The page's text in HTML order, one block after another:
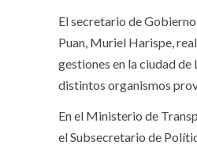
El secretario de
Puan, Muriel Harispe,
gestiones en la ciudad de
distintos organismos
En el Ministerio de
el Subsecretario de